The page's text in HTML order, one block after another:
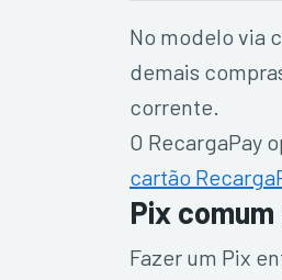
No modelo via
demais
corrente.
O RecargaPay
cartão
Pix
Fazer um Pix